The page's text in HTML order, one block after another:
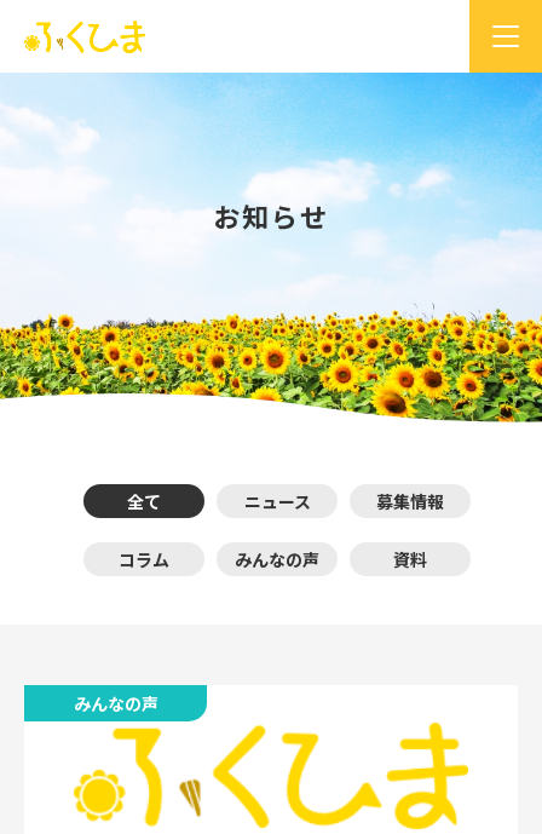
お知らせ
全て ニュース 募集情報
コラム みんなの声 資料
みんなの声